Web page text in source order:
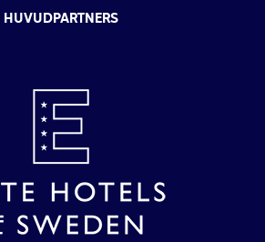
HUVUDPARTNERS